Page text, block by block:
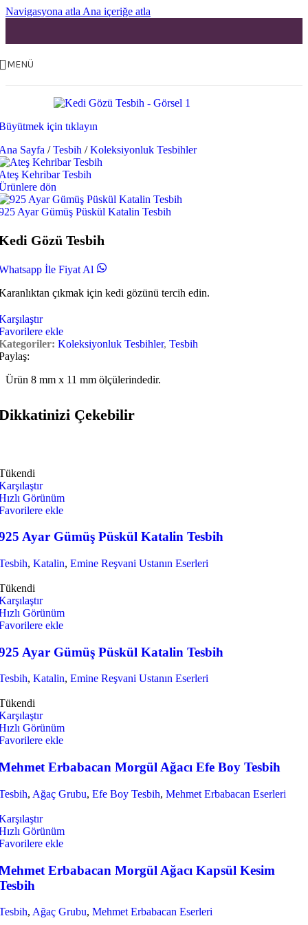
Navigasyona atla Ana içeriğe atla
MENÜ
için tıklayın
Sayfa / Tesbih / Koleksiyonluk Tesbihler
Kehribar Tesbih
dön
Ayar Gümüş Püskül Katalin Tesbih
Gözü Tesbih
İle Fiyat Al
çıkmak için kedi gözünü tercih edin.
ekle
Koleksiyonluk Tesbihler, Tesbih
Ürün 8 mm x 11 mm ölçülerindedir.
Çekebilir
Görünüm
ekle
Ayar Gümüş Püskül Katalin Tesbih
, Katalin, Emine Reşvani Ustanın Eserleri
Görünüm
ekle
Ayar Gümüş Püskül Katalin Tesbih
, Katalin, Emine Reşvani Ustanın Eserleri
Görünüm
ekle
Erbabacan Morgül Ağacı Efe Boy Tesbih
, Ağaç Grubu, Efe Boy Tesbih, Mehmet Erbabacan Eserleri
Görünüm
ekle
Erbabacan Morgül Ağacı Kapsül Kesim
, Ağaç Grubu, Mehmet Erbabacan Eserleri